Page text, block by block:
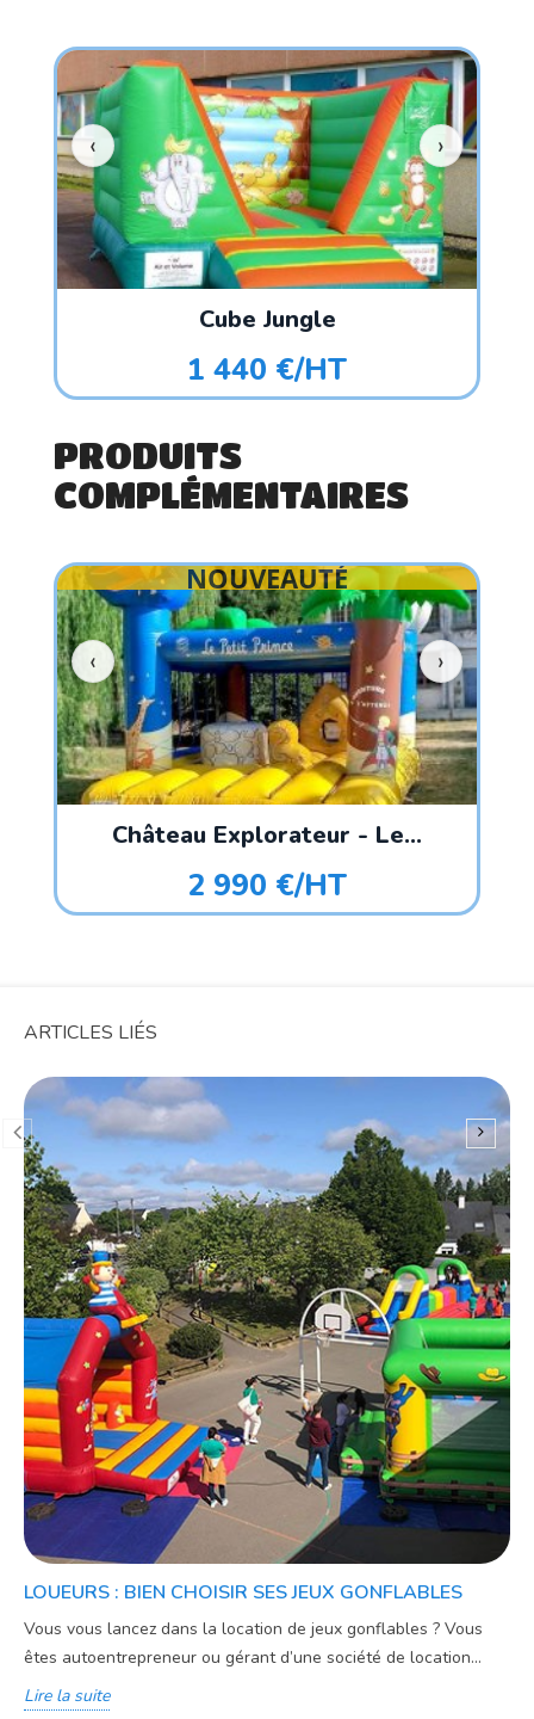
Cube Jungle
1 440 €/HT
PRODUITS
COMPLÉMENTAIRES
NOUVEAUTÉ
Château Explorateur - Le...
2 990 €/HT
ARTICLES LIÉS
LOUEURS : BIEN CHOISIR SES JEUX GONFLABLES
Vous vous lancez dans la location de jeux gonflables ? Vous
êtes autoentrepreneur ou gérant d’une société de location...
Lire la suite